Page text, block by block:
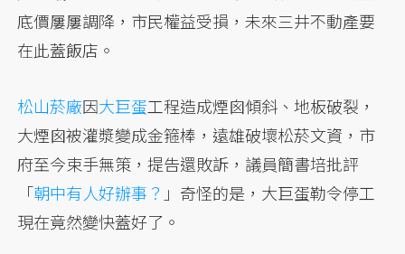
底價屢屢調降，市民權益受損，未來三井不動產要
在此蓋飯店。
松山菸廠因大巨蛋工程造成煙囪傾斜、地板破裂，
大煙囪被灌漿變成金箍棒，遠雄破壞松菸文資，市
府至今束手無策，提告還敗訴，議員簡書培批評
「朝中有人好辦事？ 」奇怪的是，大巨蛋勒令停工
現在竟然變快蓋好了。